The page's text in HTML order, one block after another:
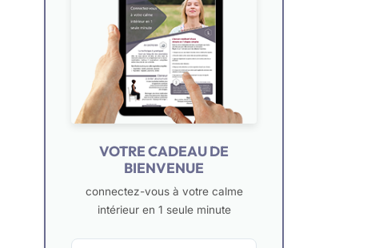
VOTRE CADEAU DE
BIENVENUE
connectez-vous à votre calme
intérieur en 1 seule minute